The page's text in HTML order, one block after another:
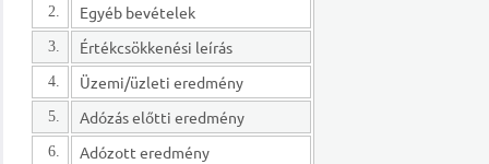
2. Egyéb bevételek
3. Értékcsökkenési leírás
4. Üzemi/üzleti eredmény
5. Adózás előtti eredmény
6. Adózott eredmény